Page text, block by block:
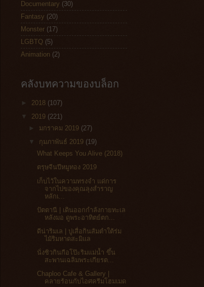
Documentary (30)
Fantasy (20)
Monster (17)
LGBTQ (5)
Animation (2)
คลังบทความของบล็อก
► 2018 (107)
▼ 2019 (221)
► มกราคม 2019 (27)
▼ กุมภาพันธ์ 2019 (19)
What Keeps You Alive (2018)
ตรุษจีนปีหมูทอง 2019
เก็บไว้ในความทรงจำ แด่การ
จากไปของคุณลุงสำราญ
หลักเ...
ปัตตานี | เดินออกกำลังกายทะเล
หลังมอ ดูพระอาทิตย์ตก...
ดีน่าริมเล | ปูเสื่อกินส้มตำใต้ร่ม
ไม้ริมหาดสะมิแล
นั่งชิวกินกือโป๊ะริมแม่น้ำ ขึ้น
สะพานเฉลิมพระเกียรต...
Chaploo Cafe & Gallery |
คลายร้อนกับไอศครีมโฮมเมด